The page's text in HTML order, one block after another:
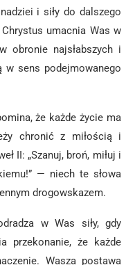
i siły do dalszego
umacnia Was w
obronie najsłabszych i
w sens podejmowanego
że każde życie ma
chronić z miłością i
II: „Szanuj, broń, miłuj i
— niech te słowa
drogowskazem.
w Was siły, gdy
przekonanie, że każde
Wasza postawa